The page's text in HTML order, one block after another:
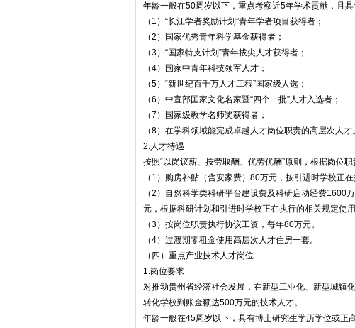
年龄一般在50周岁以下，重点考察近5年学术贡献，且具
（1）“长江学者奖励计划”青年学者项目获得者；
（2）国家优秀青年科学基金获得者；
（3）“国家特支计划”青年拔尖人才获得者；
（4）国家中青年科技领军人才；
（5）“新世纪百千万人才工程”国家级人选；
（6）中宣部国家文化名家暨“四个一批”人才入选者；
（7）国家级教学名师奖获得者；
（8）在学科领域能完成卓越人才岗位职责的高层次人才。
2.人才待遇
按照“以岗议薪、按劳取酬、优劳优酬”原则，根据岗位
（1）购房补贴（含安家费）80万元，按引进时学校正
（2）自然科学类科研平台建设费及科研启动经费
元，根据科研计划和引进时学校正在执行的相关规定使用
（3）按岗位职责执行协议工资，每年80万元。
（4）过渡期零租金使用高层次人才住房一套。
（四）重点产业技术人才岗位
1.岗位要求
对推动贵州省经济社会发展，在新型工业化、新型城镇
转化学校到账金额达500万元的技术人才。
年龄一般在45周岁以下，具有博士研究生学历学位或正